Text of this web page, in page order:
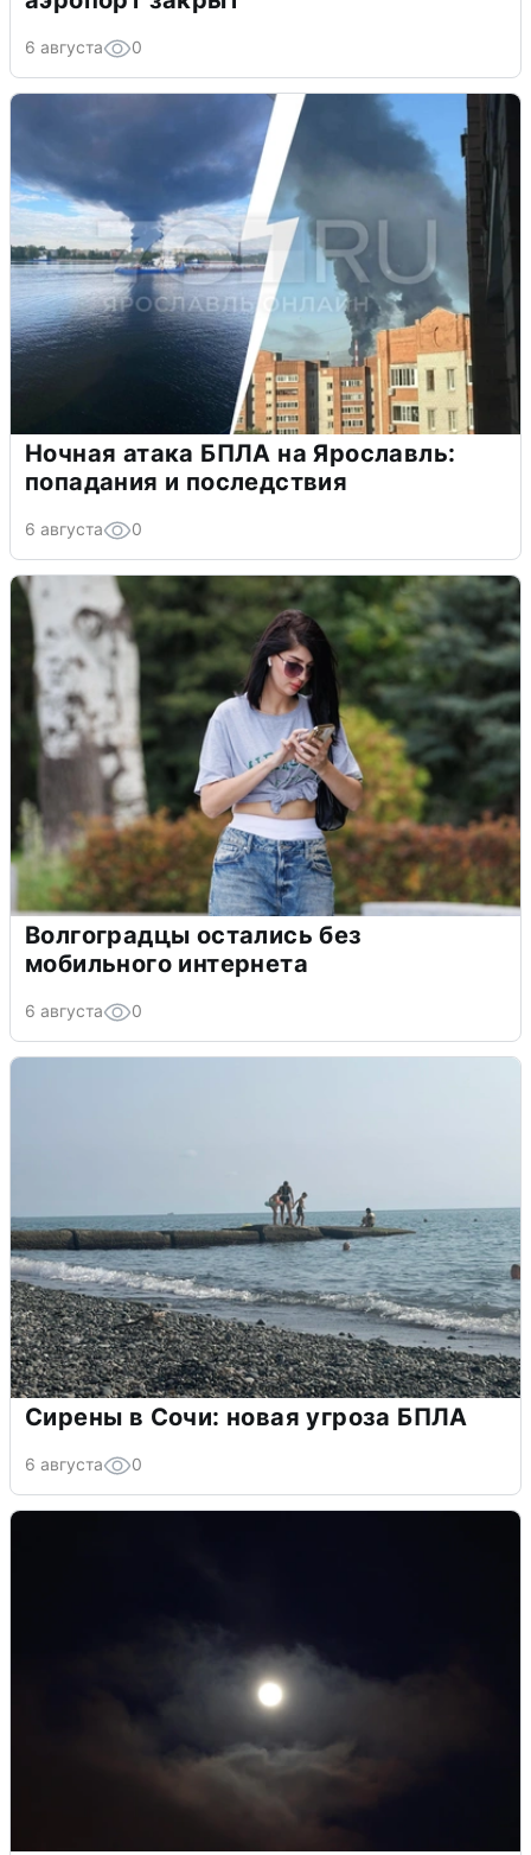
6 августа 0
Ночная атака БПЛА на Ярославль:
попадания и последствия
6 августа 0
Волгоградцы остались без
мобильного интернета
6 августа 0
Сирены в Сочи: новая угроза БПЛА
6 августа 0